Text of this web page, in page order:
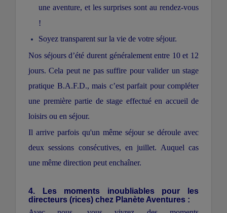
une aventure, et les surprises sont au rendez-vous
!
Soyez transparent sur la vie de votre séjour.
Nos séjours d’été durent généralement entre 10 et 12
jours. Cela peut ne pas suffire pour valider un stage
pratique B.A.F.D., mais c’est parfait pour compléter
une première partie de stage effectué en accueil de
loisirs ou en séjour.
Il arrive parfois qu'un même séjour se déroule avec
deux sessions consécutives, en juillet. Auquel cas
une même direction peut enchaîner.
4. Les moments inoubliables pour les
directeurs (rices) chez Planète Aventures :